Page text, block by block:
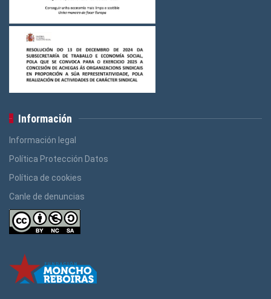
Información
Información legal
Política Protección Datos
Política de cookies
Canle de denuncias